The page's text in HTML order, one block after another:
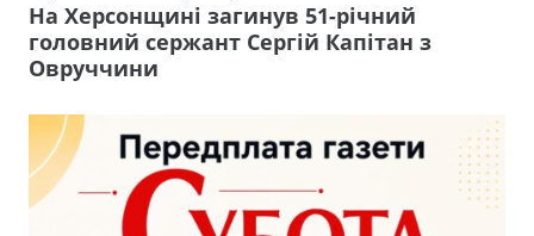
На Херсонщині загинув 51-річний
головний сержант Сергій Капітан з
Овруччини